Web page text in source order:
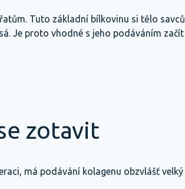
Tuto základní bílkovinu si tělo
Je proto vhodné s jeho podáváním
zotavit
má podávání kolagenu obzvlášť velký